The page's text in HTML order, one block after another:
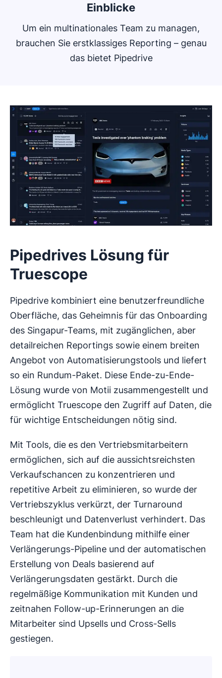
Einblicke
Um ein multinationales Team zu managen,
brauchen Sie erstklassiges Reporting – genau
das bietet Pipedrive
Pipedrives Lösung für
Truescope
Pipedrive kombiniert eine benutzerfreundliche
Oberfläche, das Geheimnis für das Onboarding
des Singapur-Teams, mit zugänglichen, aber
detailreichen Reportings sowie einem breiten
Angebot von Automatisierungstools und liefert
so ein Rundum-Paket. Diese Ende-zu-Ende-
Lösung wurde von Motii zusammengestellt und
ermöglicht Truescope den Zugriff auf Daten, die
für wichtige Entscheidungen nötig sind.
Mit Tools, die es den Vertriebsmitarbeitern
ermöglichen, sich auf die aussichtsreichsten
Verkaufschancen zu konzentrieren und
repetitive Arbeit zu eliminieren, so wurde der
Vertriebszyklus verkürzt, der Turnaround
beschleunigt und Datenverlust verhindert. Das
Team hat die Kundenbindung mithilfe einer
Verlängerungs-Pipeline und der automatischen
Erstellung von Deals basierend auf
Verlängerungsdaten gestärkt. Durch die
regelmäßige Kommunikation mit Kunden und
zeitnahen Follow-up-Erinnerungen an die
Mitarbeiter sind Upsells und Cross-Sells
gestiegen.